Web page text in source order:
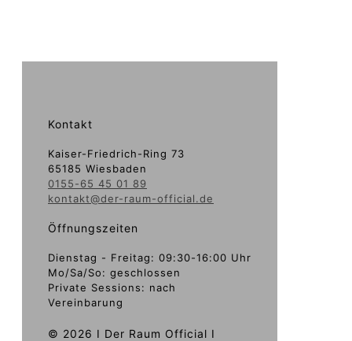
Kontakt
Kaiser-Friedrich-Ring 73
65185 Wiesbaden
0155-65 45 01 89
kontakt@der-raum-official.de
Öffnungszeiten
Dienstag - Freitag: 09:30-16:00 Uhr
Mo/Sa/So: geschlossen
Private Sessions: nach
Vereinbarung
© 2026 I Der Raum Official I